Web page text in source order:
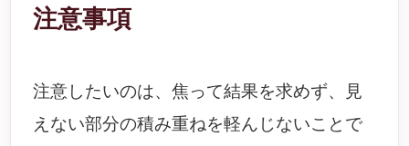
注意事項
注意したいのは、焦って結果を求めず、見
えない部分の積み重ねを軽んじないことで